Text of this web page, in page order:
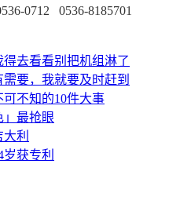
0712 0536-8185701
去看看别把机组淋了
要，我就要及时赶到
不知的10件大事
」最抢眼
利
获专利